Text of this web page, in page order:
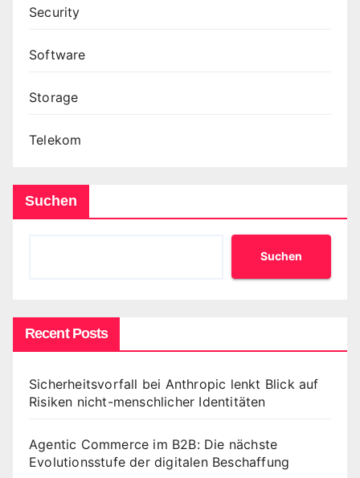
Security
Software
Storage
Telekom
Suchen
Suchen
Recent Posts
Sicherheitsvorfall bei Anthropic lenkt Blick auf
Risiken nicht-menschlicher Identitäten
Agentic Commerce im B2B: Die nächste
Evolutionsstufe der digitalen Beschaffung